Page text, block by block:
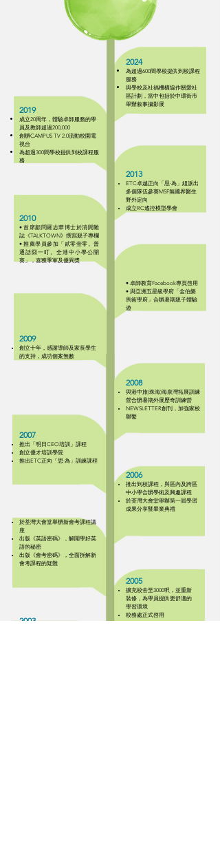
2024
為超過600間學校提供到校課程
服務
​與學校及社福機構協作關愛社
區計劃 ​​，當中包括於中環街市
舉辦敘事攝影展
2019
成立20周年，體驗卓師服務的學
員及教師超過200,000
​創辦CAMPUS TV 2.0流動校園電
視台
​為超過300間學校提供到校課程服
務
2013
ETC卓越正向「思‧為」組派出
多個隊伍參賽MSF無國界醫生
野外定向
​成立RC遙控模型學會
2010
• 首席顧問羅志華博士於消閒雜
誌《TALKTOWN》撰寫親子專欄
• 推薦學員參加「貳零壹零。普
通話囧一叮。全港中小學公開
賽」，喜獲季軍及優異獎
• 卓師教育Facebook專頁啓用
• 與亞洲五星級學府「金伯樂
馬術學府」合辦暑期親子體驗
遊
2009
創立十年，感謝導師及家長學生
的支持，成功個案無數
2008
與港中旅(珠海)海泉灣拓展訓練
營合辦暑期外展歷奇訓練營
NEWSLETTER創刊，加強家校
聯繫
2007
推出「明日CEO培訓」課程
創立優才培訓學院
推出ETC正向「思‧為」訓練課程
2006
推出到校課程，與區內及跨區
中小學合辦學術及興趣課程
於荃灣大會堂舉辦第一屆學習
成果分享暨畢業典禮
於荃灣大會堂舉辦新會考課程講
座
出版《英語密碼》，解開學好英
語的秘密
出版《會考密碼》，全面拆解新
會考課程的疑難
2005
擴充校舍至3000呎，並重新
裝修，為學員提供更舒適的
學習環境
校務處正式啓用
2003